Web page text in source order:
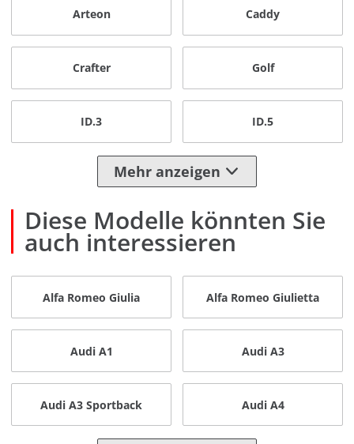
Arteon Caddy
Crafter Golf
ID.3 ID.5
Mehr anzeigen
Diese Modelle könnten Sie
auch interessieren
Alfa Romeo Giulia Alfa Romeo Giulietta
Audi A1 Audi A3
Audi A3 Sportback Audi A4